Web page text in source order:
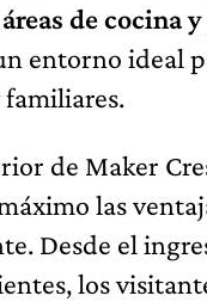
de cocina
entorno ideal
familiares.
de Maker
las
Desde el
los